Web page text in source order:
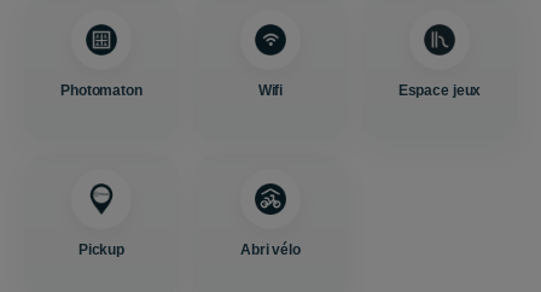
Photomaton Wifi Espace jeux
Pickup Abri vélo